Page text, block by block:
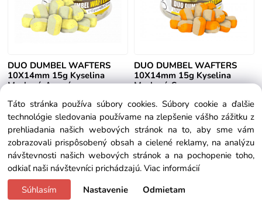
DUO DUMBEL WAFTERS
10X14mm 15g Kyselina
Maslová-Ananás
Skladom
3.65 €
DUO DUMBEL WAFTERS
10X14mm 15g Kyselina
Maslová-Syr
Skladom
3.65 €
Táto stránka používa súbory cookies. Súbory cookie a ďalšie
technológie sledovania používame na zlepšenie vášho zážitku z
prehliadania našich webových stránok na to, aby sme vám
zobrazovali prispôsobený obsah a cielené reklamy, na analýzu
návštevnosti našich webových stránok a na pochopenie toho,
odkiaľ naši návštevníci prichádzajú. Viac informácií
Súhlasím
Nastavenie Odmietam